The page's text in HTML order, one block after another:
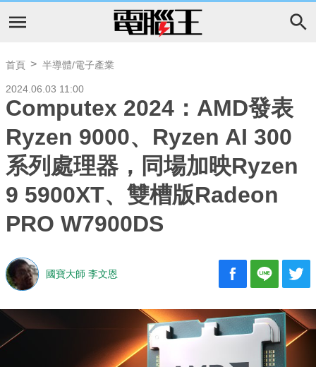
首頁 半導體/電子產業
2024.06.03 11:00
Computex 2024：AMD發表
Ryzen 9000、Ryzen AI 300
系列處理器，同場加映Ryzen
9 5900XT、雙槽版Radeon
PRO W7900DS
國寶大師 李文恩